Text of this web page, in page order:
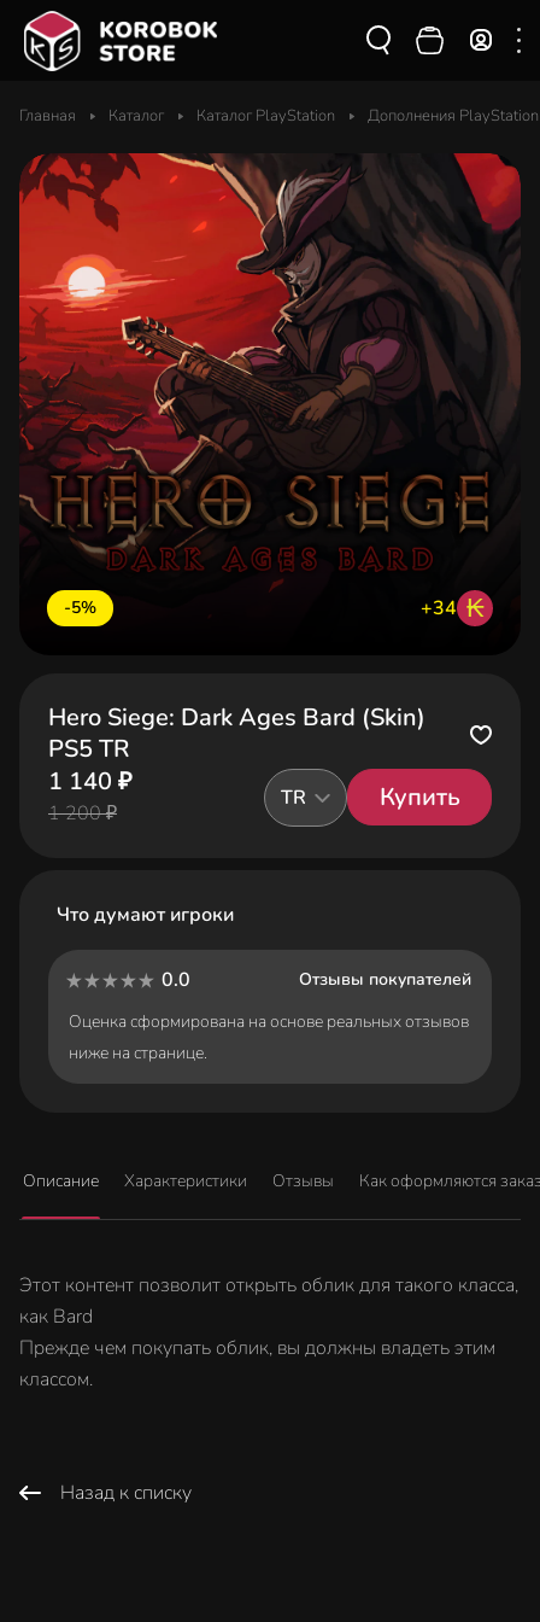
Главная Каталог Каталог PlayStation Дополнения PlayStation
-5% +34 ₭
Hero Siege: Dark Ages Bard (Skin)
PS5 TR
1 140 ₽
1 200 ₽
TR Купить
Что думают игроки
0.0
Отзывы покупателей
Оценка сформирована на основе реальных отзывов
ниже на странице.
Описание Характеристики Отзывы Как оформляются
Этот контент позволит открыть облик для такого класса,
как Bard
Прежде чем покупать облик, вы должны владеть этим
классом.
Назад к списку